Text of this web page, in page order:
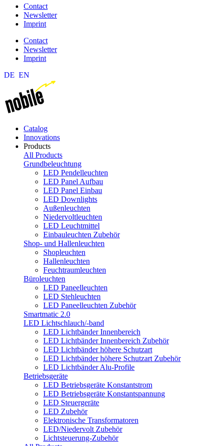
Contact
Newsletter
Imprint
Contact
Newsletter
Imprint
DE EN
Catalog
Innovations
Products
All Products
Grundbeleuchtung
LED Pendelleuchten
LED Panel Aufbau
LED Panel Einbau
LED Downlights
Außenleuchten
Niedervoltleuchten
LED Leuchtmittel
Einbauleuchten Zubehör
Shop- und Hallenleuchten
Shopleuchten
Hallenleuchten
Feuchtraumleuchten
Büroleuchten
LED Paneelleuchten
LED Stehleuchten
LED Paneelleuchten Zubehör
Smartmatic 2.0
LED Lichtschlauch/-band
LED Lichtbänder Innenbereich
LED Lichtbänder Innenbereich Zubehör
LED Lichtbänder höhere Schutzart
LED Lichtbänder höhere Schutzart Zubehör
LED Lichtbänder Alu-Profile
Betriebsgeräte
LED Betriebsgeräte Konstantstrom
LED Betriebsgeräte Konstantspannung
LED Steuergeräte
LED Zubehör
Elektronische Transformatoren
LED/Niedervolt Zubehör
Lichtsteuerung-Zubehör